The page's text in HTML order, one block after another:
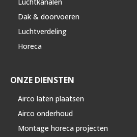
Dak & doorvoeren
Luchtverdeling
Horeca
ONZE DIENSTEN
Airco laten plaatsen
Airco onderhoud
Montage horeca projecten